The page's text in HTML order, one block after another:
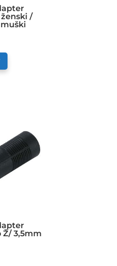
/
Ž/ 3,5mm